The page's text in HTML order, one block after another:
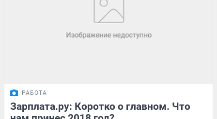
РАБОТА
Зарплата.ру: Коротко о главном. Что